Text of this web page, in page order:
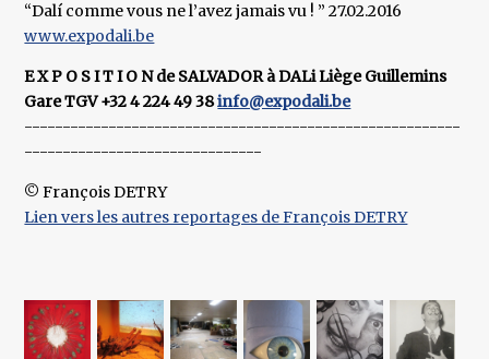
“Dalí comme vous ne l’avez jamais vu ! ” 27.02.2016
www.expodali.be
E X P O S I T I O N de SALVADOR à DALi Liège Guillemins
Gare TGV +32 4 224 49 38info@expodali.be
---------------------------------------------------------
-------------------------------
© François DETRY
Lien vers les autres reportages de François DETRY